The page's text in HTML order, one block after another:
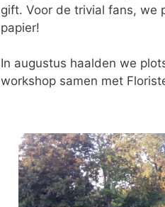
gift. Voor de trivial fans, we
papier!
In augustus haalden we
workshop samen met